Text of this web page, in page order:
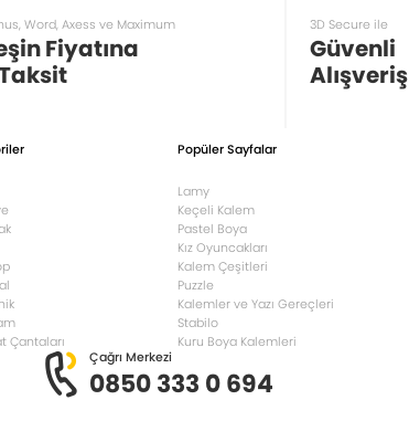
Word, Axess ve Maximum
Fiyatına
3D Secure ile
Güvenli
Alışveriş
Çantaları
Popüler Sayfalar
Lamy
Keçeli Kalem
Pastel Boya
Kız Oyuncakları
Kalem Çeşitleri
Puzzle
Kalemler ve Yazı Gereçleri
Stabilo
Kuru Boya Kalemleri
Çağrı Merkezi
0850 333 0 694